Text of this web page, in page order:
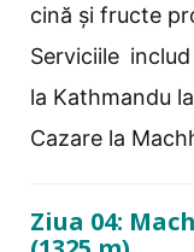
cină și fructe
Serviciile
la Kathmandu
Cazare la
Ziua 04: